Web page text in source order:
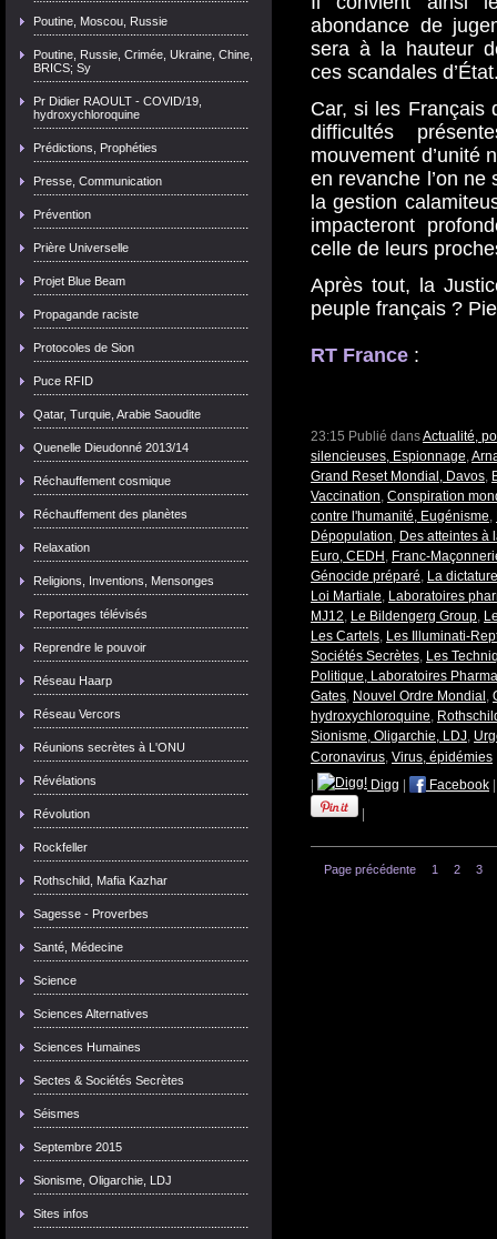
Poutine, Moscou, Russie
Poutine, Russie, Crimée, Ukraine, Chine,
BRICS; Sy
Pr Didier RAOULT - COVID/19,
hydroxychloroquine
Prédictions, Prophéties
Presse, Communication
Prévention
Prière Universelle
Projet Blue Beam
Propagande raciste
Protocoles de Sion
Puce RFID
Qatar, Turquie, Arabie Saoudite
Quenelle Dieudonné 2013/14
Réchauffement cosmique
Réchauffement des planètes
Relaxation
Religions, Inventions, Mensonges
Reportages télévisés
Reprendre le pouvoir
Réseau Haarp
Réseau Vercors
Réunions secrètes à L'ONU
Révélations
Révolution
Rockfeller
Rothschild, Mafia Kazhar
Sagesse - Proverbes
Santé, Médecine
Science
Sciences Alternatives
Sciences Humaines
Sectes & Sociétés Secrètes
Séismes
Septembre 2015
Sionisme, Oligarchie, LDJ
Sites infos
abondance de
sera à la hauteur
ces scandales
Car, si les Français
difficultés
mouvement d’unité
en revanche l’on
la gestion
impacteront
celle de leurs
Après tout, la
peuple français ?
RT France :
23:15 Publié dansActualité,
silencieuses, Espionnage,
Grand Reset Mondial, Davos,
Vaccination, Conspiration
contre l'humanité, Eugénisme,
Dépopulation, Des atteintes à
Euro, CEDH , Franc-
Génocide préparé, La
Loi Martiale, Laboratoires
MJ12, Le Bildengerg Group,
Les Cartels, Les Illuminati-
Sociétés Secrètes, Les
Politique, Laboratoires
Gates, Nouvel Ordre Mondial ,
hydroxychloroquine,
Sionisme, Oligarchie, LDJ,
Coronavirus, Virus, épidémies
Digg Facebook
Page précédente 1 2 3